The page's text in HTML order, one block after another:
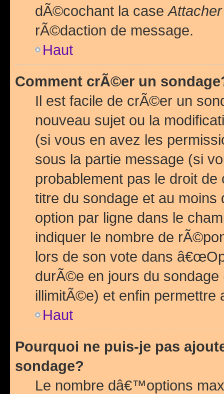
dÃ©cochant la case
rÃ©daction de message.
Haut
Comment crÃ©er un
Il est facile de crÃ©er un
nouveau sujet ou la
(si vous en avez les
sous la partie message (si
probablement pas le droit
titre du sondage et au
option par ligne dans le
indiquer le nombre de
lors de son vote dans
durÃ©e en jours du
illimitÃ©e) et enfin permettre
Haut
Pourquoi ne puis-je pas
sondage?
Le nombre dâ€™options